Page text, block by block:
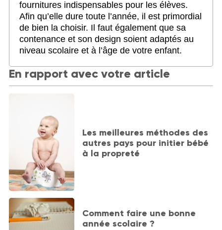
fournitures indispensables pour les élèves.
Afin qu’elle dure toute l’année, il est primordial
de bien la choisir. Il faut également que sa
contenance et son design soient adaptés au
niveau scolaire et à l’âge de votre enfant.
En rapport avec votre article
Les meilleures méthodes des
autres pays pour initier bébé
à la propreté
Comment faire une bonne
année scolaire ?